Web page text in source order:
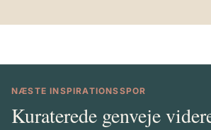
NÆSTE INSPIRATIONSSPOR
Kuraterede genveje